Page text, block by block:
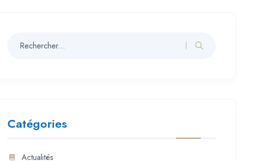
Catégories
Actualités